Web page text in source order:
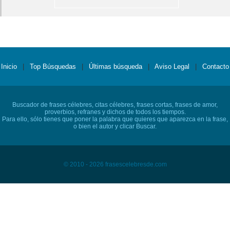
Inicio Top Búsquedas Últimas búsqueda Aviso Legal Contacto
Buscador de frases célebres, citas célebres, frases cortas, frases de amor,
proverbios, refranes y dichos de todos los tiempos.
Para ello, sólo tienes que poner la palabra que quieres que aparezca en la frase,
o bien el autor y clicar Buscar.
© 2010 - 2026 frasescelebresde.com